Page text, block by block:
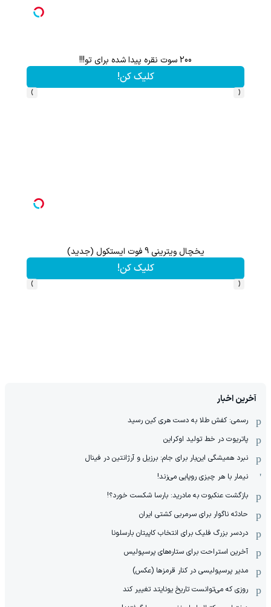
کلیک کن!
‹
›
یخچال ویترینی 9 فوت ایستکول (جدید)
کلیک کن!
‹
›
آخرین اخبار
رسمی: کفش طلا به دست هری کین رسید
پاتریوت در خط تولید اوکراین
نبرد همیشگی این‌بار برای جام: برزیل و آرژانتین در فینال
نیمار با هر چیزی روپایی می‌زند!
بازگشت عنکبوت به مادرید: بارسا شکست خورد؟!
حادثه ناگوار برای سرمربی کشتی ایران
دردسر بزرگ فلیک برای انتخاب کاپیتان بارسلونا
آخرین استراحت برای ستاره‌های پرسپولیس
مدیر پرسپولیسی در کنار قرمزها (عکس)
روزی که می‌توانست تاریخ یونایتد تغییر کند